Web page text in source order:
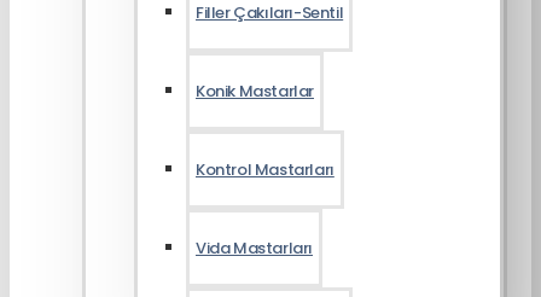
Filler Çakıları-Sentil
Konik Mastarlar
Kontrol Mastarları
Vida Mastarları